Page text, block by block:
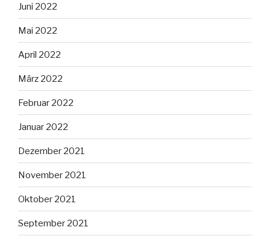
Juni 2022
Mai 2022
April 2022
März 2022
Februar 2022
Januar 2022
Dezember 2021
November 2021
Oktober 2021
September 2021